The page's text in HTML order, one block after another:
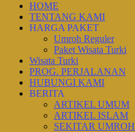
HOME
TENTANG KAMI
HARGA PAKET
Umroh Reguler
Paket Wisata Turki
Wisata Turki
PROG. PERJALANAN
HUBUNGI KAMI
BERITA
ARTIKEL UMUM
ARTIKEL ISLAM
SEKITAR UMROH